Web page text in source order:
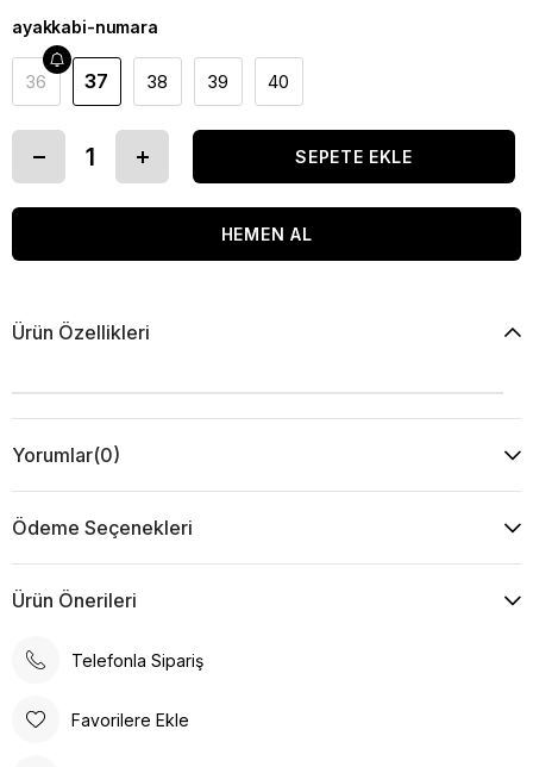
ayakkabi-numara
36 37 38 39 40
Ürün Özellikleri
Yorumlar(0)
Ödeme Seçenekleri
Ürün Önerileri
Telefonla Sipariş
Favorilere Ekle